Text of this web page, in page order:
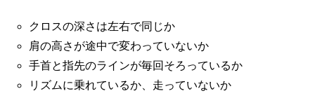
クロスの深さは左右で同じか
肩の高さが途中で変わっていないか
手首と指先のラインが毎回そろっているか
リズムに乗れているか、走っていないか